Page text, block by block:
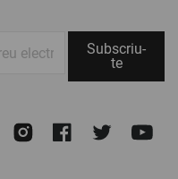
Subscriu-
te
Instagram
Facebook